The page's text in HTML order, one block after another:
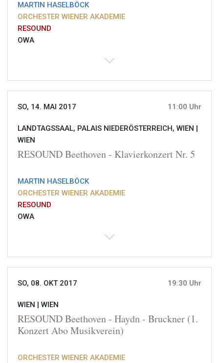
MARTIN HASELBÖCK
ORCHESTER WIENER AKADEMIE
RESOUND
OWA
SO, 14. MAI 2017 11:00 Uhr
LANDTAGSSAAL, PALAIS NIEDERÖSTERREICH, WIEN |
WIEN
RESOUND Beethoven - Klavierkonzert Nr. 5
MARTIN HASELBÖCK
ORCHESTER WIENER AKADEMIE
RESOUND
OWA
SO, 08. OKT 2017 19:30 Uhr
WIEN | WIEN
RESOUND Beethoven - Haydn - Bruckner (1.
Konzert Abo Musikverein)
ORCHESTER WIENER AKADEMIE